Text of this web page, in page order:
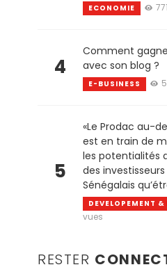
ECONOMIE
4
Comment
avec son blog ?
E-BUSINESS
5
«Le Prodac au-
est en train de
les potentialités
des
Sénégalais
DEVELOPEMENT &
vues
RESTER